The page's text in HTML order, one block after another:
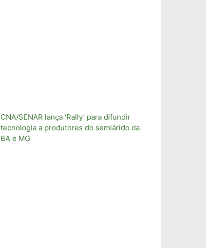
CNA/SENAR lança ‘Rally’ para difundir
tecnologia a produtores do semiárido da
BA e MG